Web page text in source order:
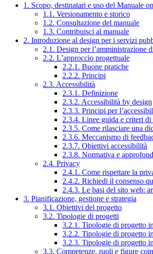
1. Scopo, destinatari e uso del Manuale
1.1. Versionamento e storico
1.2. Consultazione del manuale
1.3. Contribuisci al manuale
2. Introduzione al design per i servizi
2.1. Design per l’amministrazione
2.2. L’approccio progettuale
2.2.1. Buone pratiche
2.2.2. Principi
2.3. Accessibilità
2.3.1. Definizione
2.3.2. Accessibilità by design
2.3.3. Principi per
2.3.4. Linee guida e criteri di
2.3.5. Come rilasciare una
2.3.6. Meccanismo di
2.3.7. Obiettivi accessibilità
2.3.8. Normativa e
2.4. Privacy
2.4.1. Come rispettare la
2.4.2. Richiedi il consenso
2.4.3. Le basi del sito web:
3. Pianificazione, gestione e strategia
3.1. Obiettivi del progetto
3.2. Tipologie di progetti
3.2.1. Tipologie di progetto
3.2.2. Tipologie di progetto
3.2.3. Tipologie di progetto
3.3. Competenze, ruoli e figure